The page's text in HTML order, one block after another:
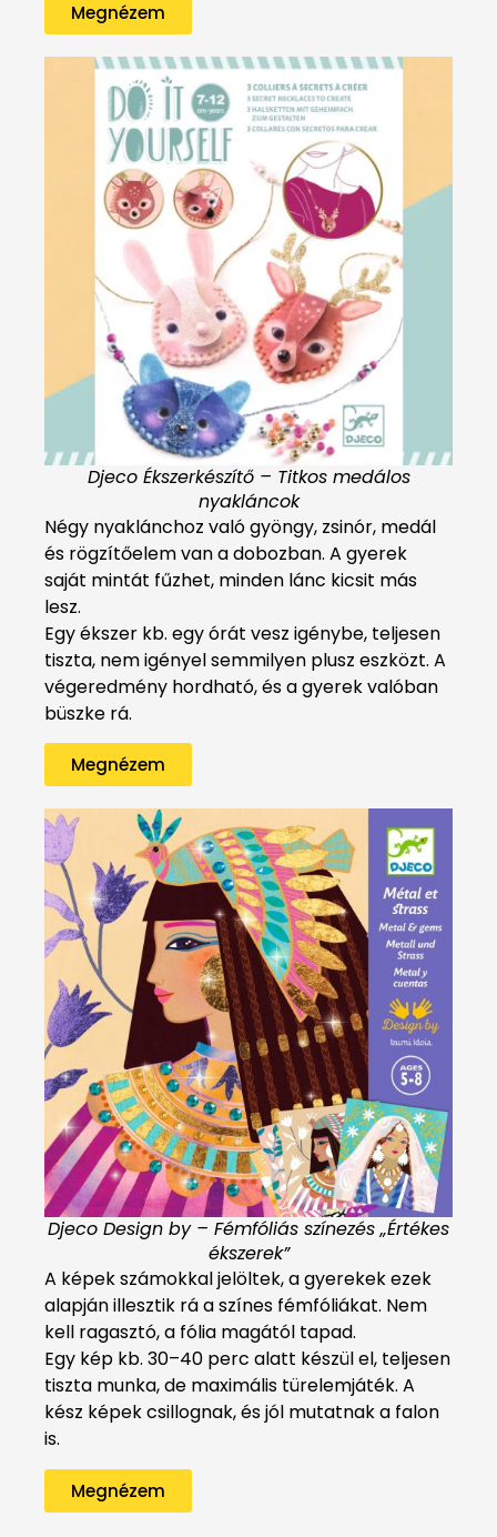
Megnézem
Djeco Ékszerkészítő – Titkos medálos
nyakláncok
Négy nyaklánchoz való gyöngy, zsinór, medál
és rögzítőelem van a dobozban. A gyerek
saját mintát fűzhet, minden lánc kicsit más
lesz.
Egy ékszer kb. egy órát vesz igénybe, teljesen
tiszta, nem igényel semmilyen plusz eszközt. A
végeredmény hordható, és a gyerek valóban
büszke rá.
Megnézem
Djeco Design by – Fémfóliás színezés „Értékes
ékszerek”
A képek számokkal jelöltek, a gyerekek ezek
alapján illesztik rá a színes fémfóliákat. Nem
kell ragasztó, a fólia magától tapad.
Egy kép kb. 30–40 perc alatt készül el, teljesen
tiszta munka, de maximális türelemjáték. A
kész képek csillognak, és jól mutatnak a falon
is.
Megnézem